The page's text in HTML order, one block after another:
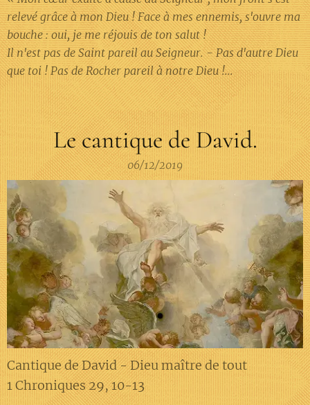
relevé grâce à mon Dieu ! Face à mes ennemis, s'ouvre ma
bouche : oui, je me réjouis de ton salut !
Il n'est pas de Saint pareil au Seigneur. - Pas d'autre Dieu
que toi ! Pas de Rocher pareil à notre Dieu !...
Le cantique de David.
06/12/2019
Cantique de David - Dieu maître de tout
1 Chroniques 29, 10-13